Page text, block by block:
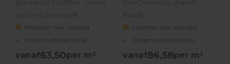
Blackpool 60x60x4 - made
by GeoCeramica®
Informeer naar voorraad
Onderhoudsvriendelijk
vanaf63,50per m²
GeoCeramica - Aspen
Basalt
Informeer naar voorraad
Onderhoudsvriendelijk
vanaf86,58per m²